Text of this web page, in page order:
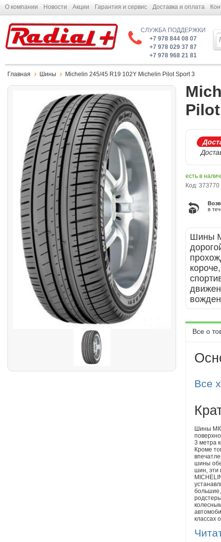
О компании Новости Акции Гарантия и сервис Доставка и оплата
СЛУЖБА ПОДДЕРЖКИ
+7 978 844 08 07
+7 978 029 37 87
+7 978 968 21 81
Главная Шины Michelin 245/45 R19 102Y Michelin Pilot Sport 3
есть в
Код: 373770
в
Шины
Все о
Все
Шины
3 метра
Кроме
шины
шин, эти
классах